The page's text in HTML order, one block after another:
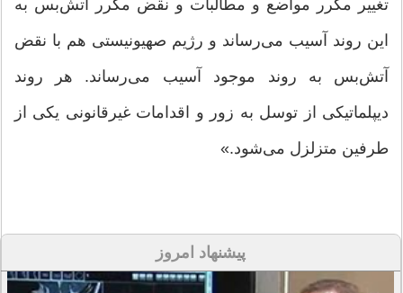
تغییر مکرر مواضع و مطالبات و نقض مکرر آتش‌بس به
این روند آسیب می‌رساند و رژیم صهیونیستی هم با نقض
آتش‌بس به روند موجود آسیب می‌رساند. هر روند
دیپلماتیکی از توسل به زور و اقدامات غیرقانونی یکی از
طرفین متزلزل می‌شود.»
پیشنهاد امروز